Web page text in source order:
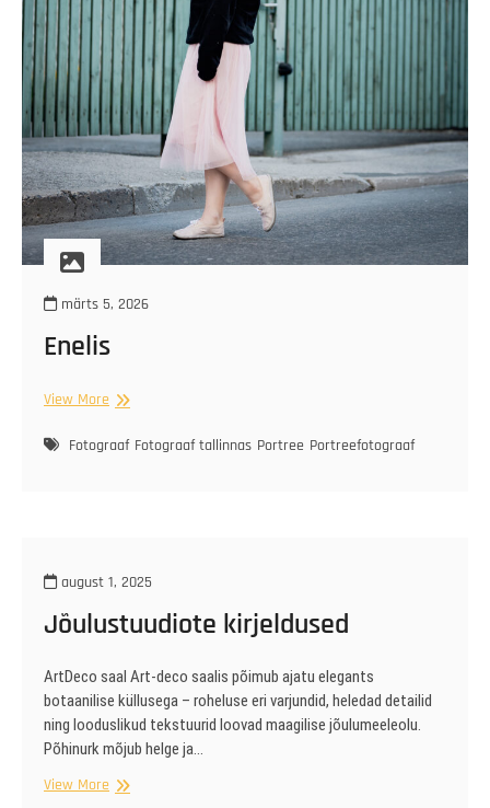
märts 5, 2026
Enelis
View More Enelis
Fotograaf Fotograaf tallinnas Portree Portreefotograaf
august 1, 2025
Jõulustuudiote kirjeldused
ArtDeco saal Art-deco saalis põimub ajatu elegants
botaanilise küllusega – roheluse eri varjundid, heledad detailid
ning looduslikud tekstuurid loovad maagilise jõulumeeleolu.
Põhinurk mõjub helge ja…
View More Jõulustuudiote